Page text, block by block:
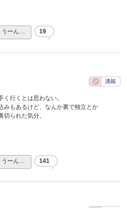
うーん… 19
行くとは思わない。
みもあるけど、なんか裏で独立とか
られた気分。
うーん… 141